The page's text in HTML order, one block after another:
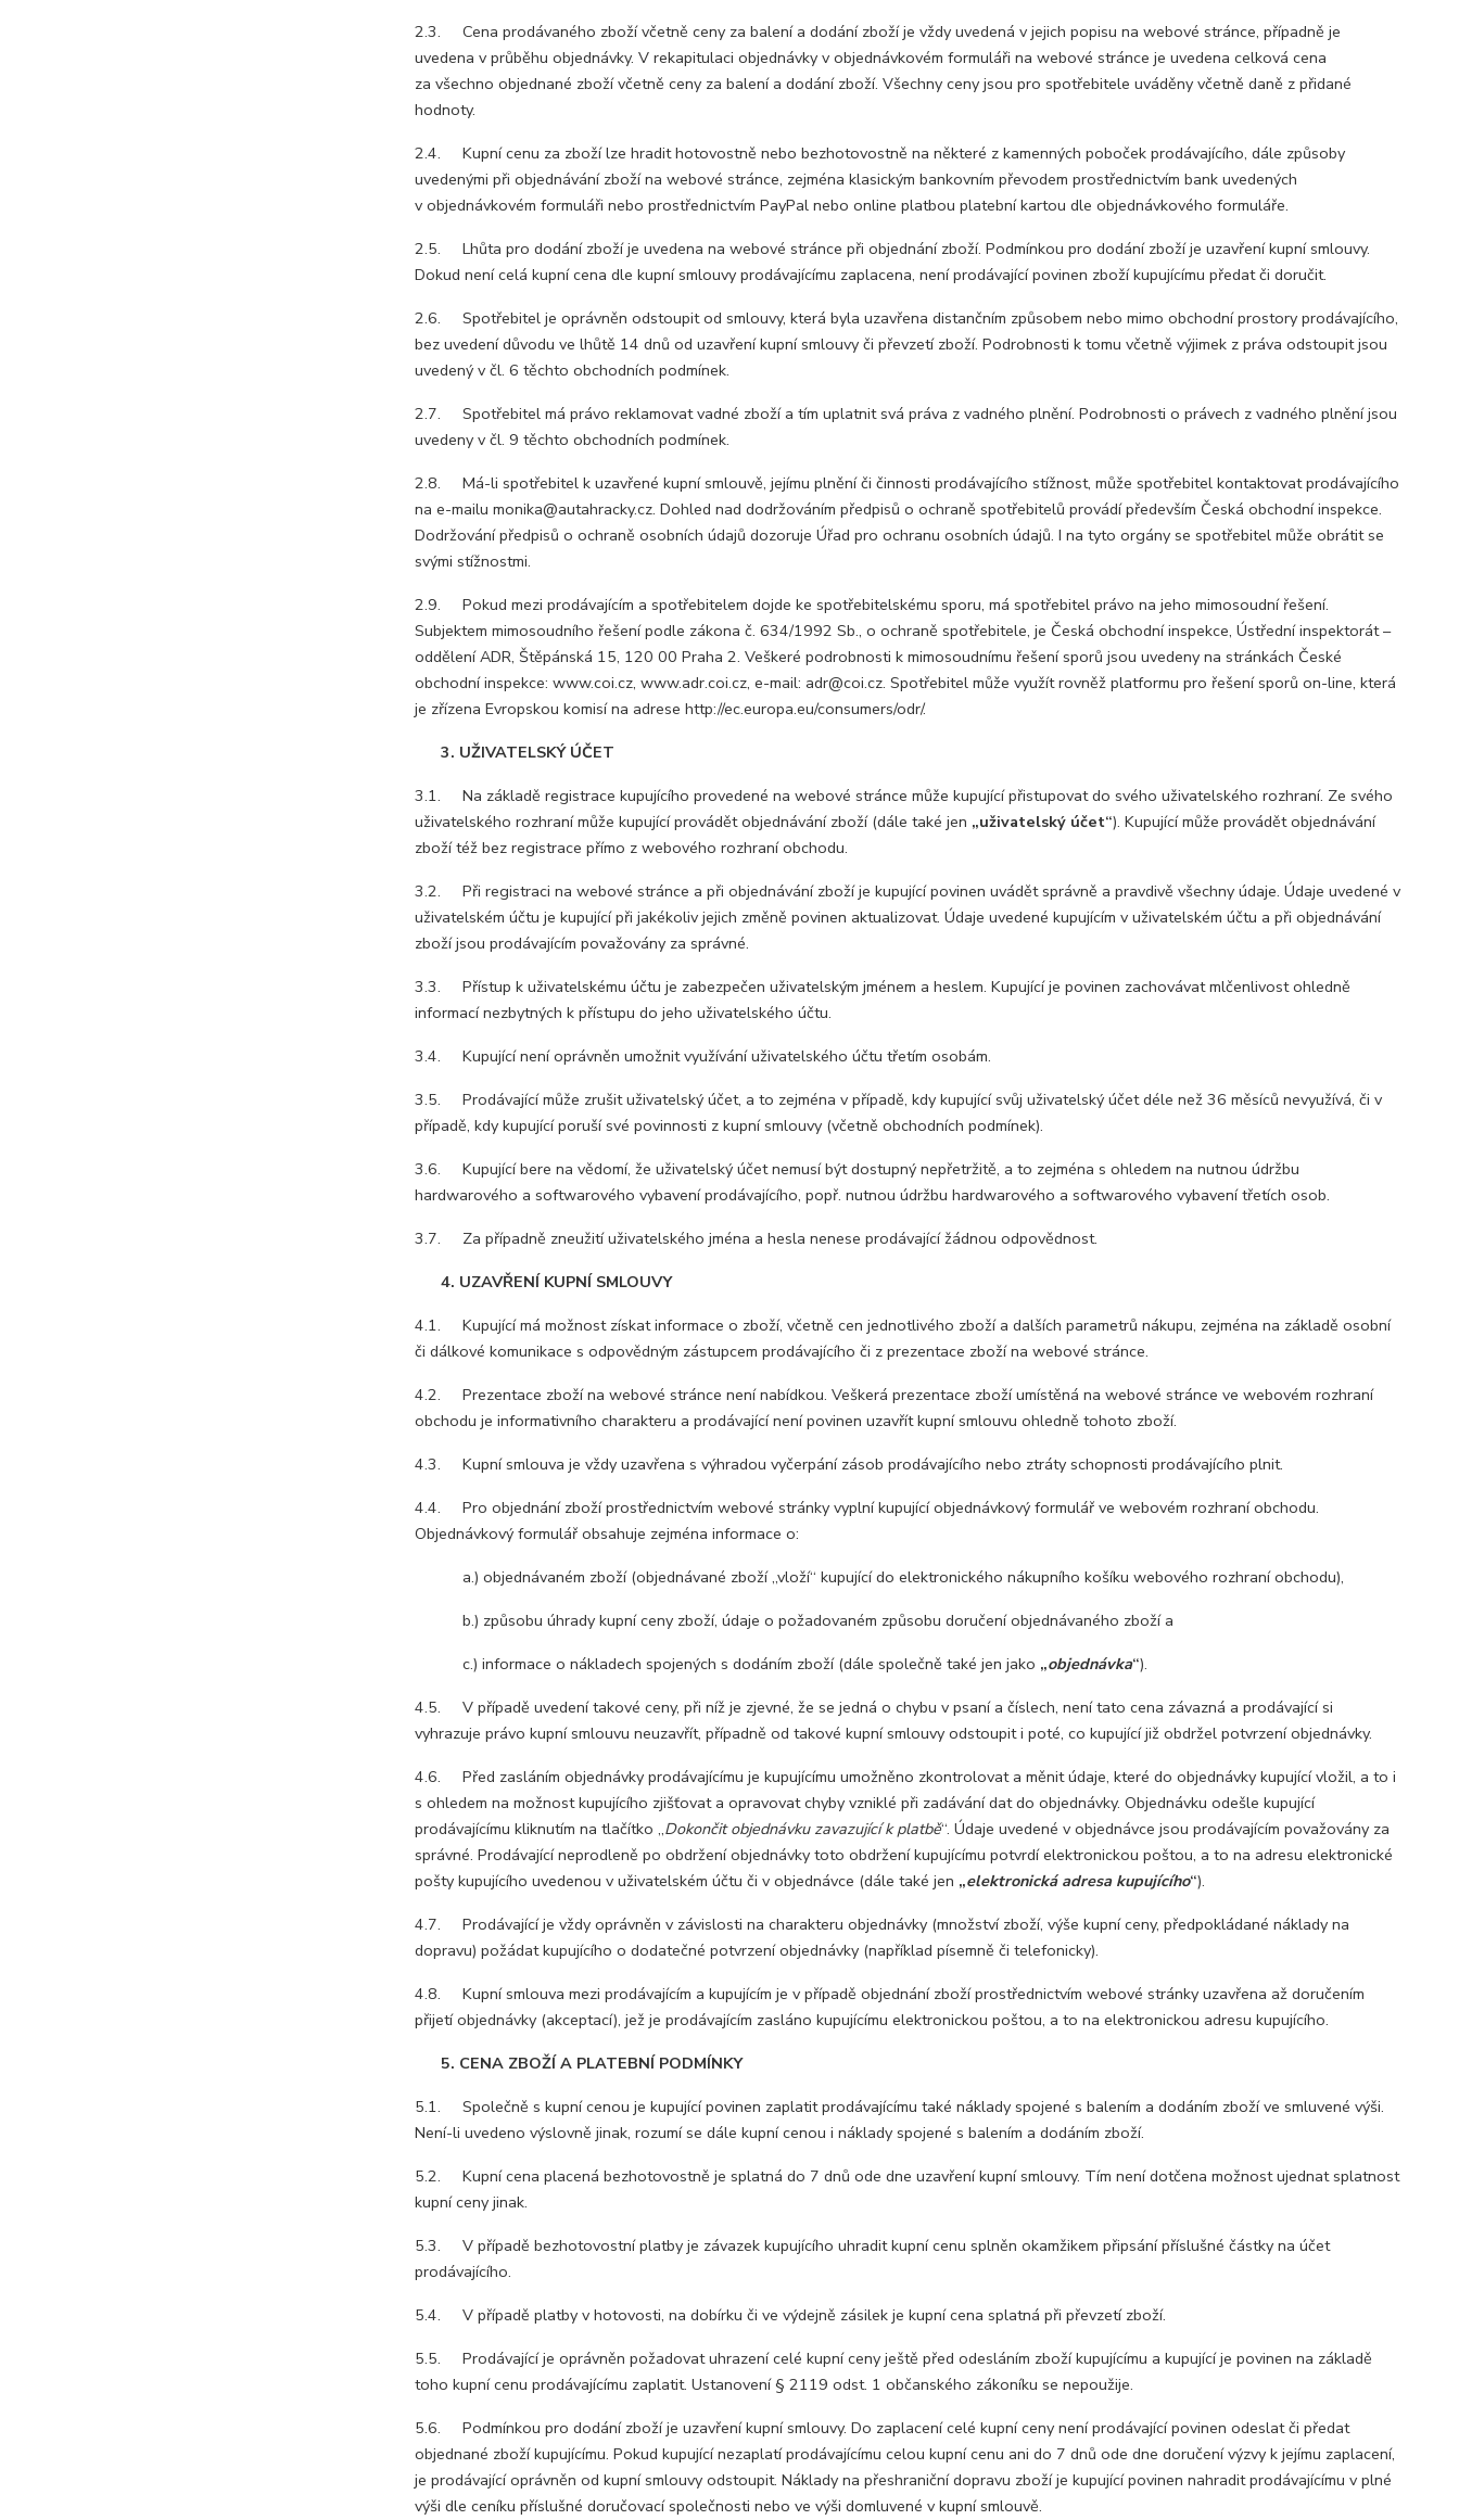
2.3. Cena prodávaného zboží včetně ceny za balení a dodání zboží je vždy uvedená v jejich popisu na webové stránce, případně je
uvedena v průběhu objednávky. V rekapitulaci objednávky v objednávkovém formuláři na webové stránce je uvedena celková cena
za všechno objednané zboží včetně ceny za balení a dodání zboží. Všechny ceny jsou pro spotřebitele uváděny včetně daně z přidané
hodnoty.
2.4. Kupní cenu za zboží lze hradit hotovostně nebo bezhotovostně na některé z kamenných poboček prodávajícího, dále způsoby
uvedenými při objednávání zboží na webové stránce, zejména klasickým bankovním převodem prostřednictvím bank uvedených
v objednávkovém formuláři nebo prostřednictvím PayPal nebo online platbou platební kartou dle objednávkového formuláře.
2.5. Lhůta pro dodání zboží je uvedena na webové stránce při objednání zboží. Podmínkou pro dodání zboží je uzavření kupní smlouvy.
Dokud není celá kupní cena dle kupní smlouvy prodávajícímu zaplacena, není prodávající povinen zboží kupujícímu předat či doručit.
2.6. Spotřebitel je oprávněn odstoupit od smlouvy, která byla uzavřena distančním způsobem nebo mimo obchodní prostory prodávajícího,
bez uvedení důvodu ve lhůtě 14 dnů od uzavření kupní smlouvy či převzetí zboží. Podrobnosti k tomu včetně výjimek z práva odstoupit jsou
uvedený v čl. 6 těchto obchodních podmínek.
2.7. Spotřebitel má právo reklamovat vadné zboží a tím uplatnit svá práva z vadného plnění. Podrobnosti o právech z vadného plnění jsou
uvedeny v čl. 9 těchto obchodních podmínek.
2.8. Má-li spotřebitel k uzavřené kupní smlouvě, jejímu plnění či činnosti prodávajícího stížnost, může spotřebitel kontaktovat prodávajícího
na e-mailu monika@autahracky.cz. Dohled nad dodržováním předpisů o ochraně spotřebitelů provádí především Česká obchodní inspekce.
Dodržování předpisů o ochraně osobních údajů dozoruje Úřad pro ochranu osobních údajů. I na tyto orgány se spotřebitel může obrátit se
svými stížnostmi.
2.9. Pokud mezi prodávajícím a spotřebitelem dojde ke spotřebitelskému sporu, má spotřebitel právo na jeho mimosoudní řešení.
Subjektem mimosoudního řešení podle zákona č. 634/1992 Sb., o ochraně spotřebitele, je Česká obchodní inspekce, Ústřední inspektorát –
oddělení ADR, Štěpánská 15, 120 00 Praha 2. Veškeré podrobnosti k mimosoudnímu řešení sporů jsou uvedeny na stránkách České
obchodní inspekce: www.coi.cz, www.adr.coi.cz, e-mail: adr@coi.cz. Spotřebitel může využít rovněž platformu pro řešení sporů on-line, která
je zřízena Evropskou komisí na adrese http://ec.europa.eu/consumers/odr/.
3. UŽIVATELSKÝ ÚČET
3.1. Na základě registrace kupujícího provedené na webové stránce může kupující přistupovat do svého uživatelského rozhraní. Ze svého
uživatelského rozhraní může kupující provádět objednávání zboží (dále také jen „uživatelský účet“). Kupující může provádět objednávání
zboží též bez registrace přímo z webového rozhraní obchodu.
3.2. Při registraci na webové stránce a při objednávání zboží je kupující povinen uvádět správně a pravdivě všechny údaje. Údaje uvedené v
uživatelském účtu je kupující při jakékoliv jejich změně povinen aktualizovat. Údaje uvedené kupujícím v uživatelském účtu a při objednávání
zboží jsou prodávajícím považovány za správné.
3.3. Přístup k uživatelskému účtu je zabezpečen uživatelským jménem a heslem. Kupující je povinen zachovávat mlčenlivost ohledně
informací nezbytných k přístupu do jeho uživatelského účtu.
3.4. Kupující není oprávněn umožnit využívání uživatelského účtu třetím osobám.
3.5. Prodávající může zrušit uživatelský účet, a to zejména v případě, kdy kupující svůj uživatelský účet déle než 36 měsíců nevyužívá, či v
případě, kdy kupující poruší své povinnosti z kupní smlouvy (včetně obchodních podmínek).
3.6. Kupující bere na vědomí, že uživatelský účet nemusí být dostupný nepřetržitě, a to zejména s ohledem na nutnou údržbu
hardwarového a softwarového vybavení prodávajícího, popř. nutnou údržbu hardwarového a softwarového vybavení třetích osob.
3.7. Za případně zneužití uživatelského jména a hesla nenese prodávající žádnou odpovědnost.
4. UZAVŘENÍ KUPNÍ SMLOUVY
4.1. Kupující má možnost získat informace o zboží, včetně cen jednotlivého zboží a dalších parametrů nákupu, zejména na základě osobní
či dálkové komunikace s odpovědným zástupcem prodávajícího či z prezentace zboží na webové stránce.
4.2. Prezentace zboží na webové stránce není nabídkou. Veškerá prezentace zboží umístěná na webové stránce ve webovém rozhraní
obchodu je informativního charakteru a prodávající není povinen uzavřít kupní smlouvu ohledně tohoto zboží.
4.3. Kupní smlouva je vždy uzavřena s výhradou vyčerpání zásob prodávajícího nebo ztráty schopnosti prodávajícího plnit.
4.4. Pro objednání zboží prostřednictvím webové stránky vyplní kupující objednávkový formulář ve webovém rozhraní obchodu.
Objednávkový formulář obsahuje zejména informace o:
a.) objednávaném zboží (objednávané zboží „vloží“ kupující do elektronického nákupního košíku webového rozhraní obchodu),
b.) způsobu úhrady kupní ceny zboží, údaje o požadovaném způsobu doručení objednávaného zboží a
c.) informace o nákladech spojených s dodáním zboží (dále společně také jen jako „objednávka“).
4.5. V případě uvedení takové ceny, při níž je zjevné, že se jedná o chybu v psaní a číslech, není tato cena závazná a prodávající si
vyhrazuje právo kupní smlouvu neuzavřít, případně od takové kupní smlouvy odstoupit i poté, co kupující již obdržel potvrzení objednávky.
4.6. Před zasláním objednávky prodávajícímu je kupujícímu umožněno zkontrolovat a měnit údaje, které do objednávky kupující vložil, a to i
s ohledem na možnost kupujícího zjišťovat a opravovat chyby vzniklé při zadávání dat do objednávky. Objednávku odešle kupující
prodávajícímu kliknutím na tlačítko „Dokončit objednávku zavazující k platbě“. Údaje uvedené v objednávce jsou prodávajícím považovány za
správné. Prodávající neprodleně po obdržení objednávky toto obdržení kupujícímu potvrdí elektronickou poštou, a to na adresu elektronické
pošty kupujícího uvedenou v uživatelském účtu či v objednávce (dále také jen „elektronická adresa kupujícího“).
4.7. Prodávající je vždy oprávněn v závislosti na charakteru objednávky (množství zboží, výše kupní ceny, předpokládané náklady na
dopravu) požádat kupujícího o dodatečné potvrzení objednávky (například písemně či telefonicky).
4.8. Kupní smlouva mezi prodávajícím a kupujícím je v případě objednání zboží prostřednictvím webové stránky uzavřena až doručením
přijetí objednávky (akceptací), jež je prodávajícím zasláno kupujícímu elektronickou poštou, a to na elektronickou adresu kupujícího.
5. CENA ZBOŽÍ A PLATEBNÍ PODMÍNKY
5.1. Společně s kupní cenou je kupující povinen zaplatit prodávajícímu také náklady spojené s balením a dodáním zboží ve smluvené výši.
Není-li uvedeno výslovně jinak, rozumí se dále kupní cenou i náklady spojené s balením a dodáním zboží.
5.2. Kupní cena placená bezhotovostně je splatná do 7 dnů ode dne uzavření kupní smlouvy. Tím není dotčena možnost ujednat splatnost
kupní ceny jinak.
5.3. V případě bezhotovostní platby je závazek kupujícího uhradit kupní cenu splněn okamžikem připsání příslušné částky na účet
prodávajícího.
5.4. V případě platby v hotovosti, na dobírku či ve výdejně zásilek je kupní cena splatná při převzetí zboží.
5.5. Prodávající je oprávněn požadovat uhrazení celé kupní ceny ještě před odesláním zboží kupujícímu a kupující je povinen na základě
toho kupní cenu prodávajícímu zaplatit. Ustanovení § 2119 odst. 1 občanského zákoníku se nepoužije.
5.6. Podmínkou pro dodání zboží je uzavření kupní smlouvy. Do zaplacení celé kupní ceny není prodávající povinen odeslat či předat
objednané zboží kupujícímu. Pokud kupující nezaplatí prodávajícímu celou kupní cenu ani do 7 dnů ode dne doručení výzvy k jejímu zaplacení,
je prodávající oprávněn od kupní smlouvy odstoupit. Náklady na přeshraniční dopravu zboží je kupující povinen nahradit prodávajícímu v plné
výši dle ceníku příslušné doručovací společnosti nebo ve výši domluvené v kupní smlouvě.